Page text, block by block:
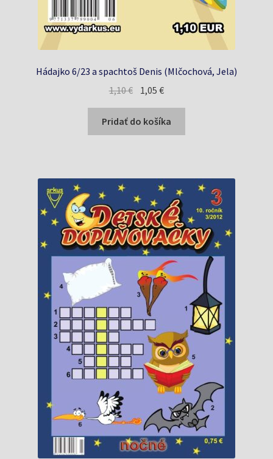
Hádajko 6/23 a spachtoš Denis (Mlčochová, Jela)
1,10€ Pôvodná
bola:
1,10 €.
1,05€Aktuálna
je:
1,05 €.
Pridať do košíka